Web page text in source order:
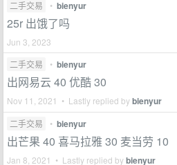
二手交易
• bienyur
25r 出饿了吗
Jun 3, 2023
二手交易
• bienyur
出网易云 40 优酷 30
Nov 11, 2021 • Lastly replied bybienyur
二手交易 • bienyur
出芒果 40 喜马拉雅 30 麦当劳 10
Jan 8, 2021 • Lastly replied bybienyur